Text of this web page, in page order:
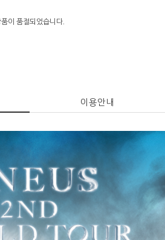
이 품절되었습니다.
이용안내